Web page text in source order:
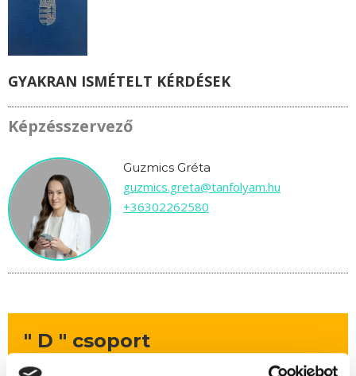
GYAKRAN ISMÉTELT KÉRDÉSEK
Képzésszervező
Guzmics Gréta
guzmics.greta@tanfolyam.hu
+36302262580
" D " csoport
48 nap az indulásig!